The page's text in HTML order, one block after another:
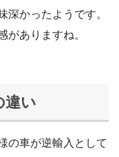
深かったようです。
がありますね。
違い
の車が逆輸入として